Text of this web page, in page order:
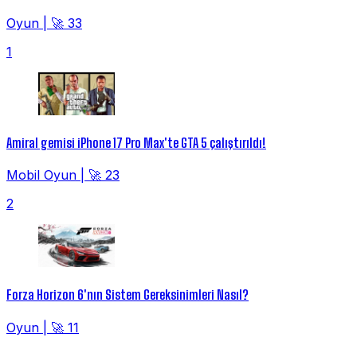
Oyun
🚀 33
1
Amiral gemisi iPhone 17 Pro Max'te GTA 5 çalıştırıldı!
Mobil Oyun
🚀 23
2
Forza Horizon 6'nın Sistem Gereksinimleri Nasıl?
Oyun
🚀 11